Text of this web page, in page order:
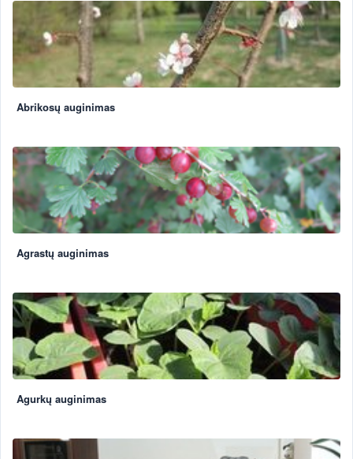
Abrikosų auginimas
Agrastų auginimas
Agurkų auginimas